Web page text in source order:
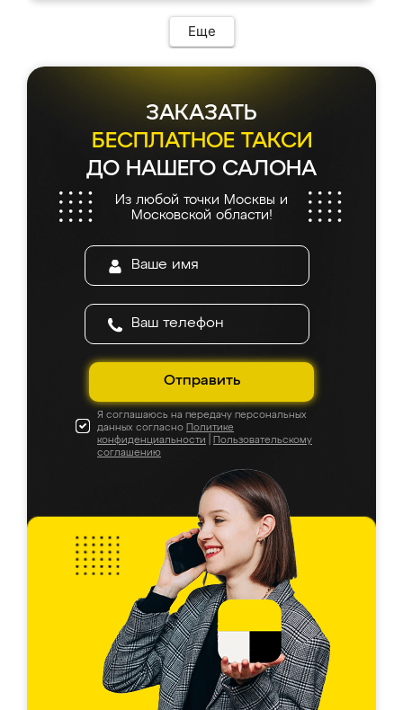
Еще
ЗАКАЗАТЬ
БЕСПЛАТНОЕ ТАКСИ
ДО НАШЕГО САЛОНА
Из любой точки Москвы и
Московской области!
Отправить
Я соглашаюсь на передачу персональных
данных согласно Политике
конфиденциальности
Пользовательскому
соглашению